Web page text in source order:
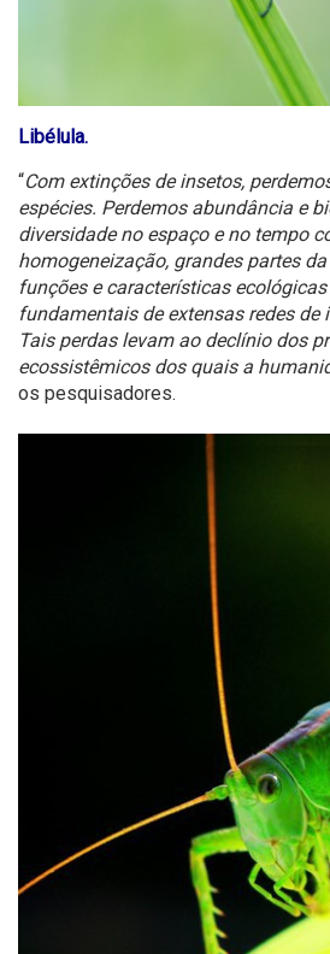
Libélula.
“Com extinções de insetos,
espécies. Perdemos abundância e
diversidade no espaço e no tempo
homogeneização, grandes partes
funções e características
fundamentais de extensas redes de
Tais perdas levam ao declínio dos
ecossistêmicos dos quais a
os pesquisadores.